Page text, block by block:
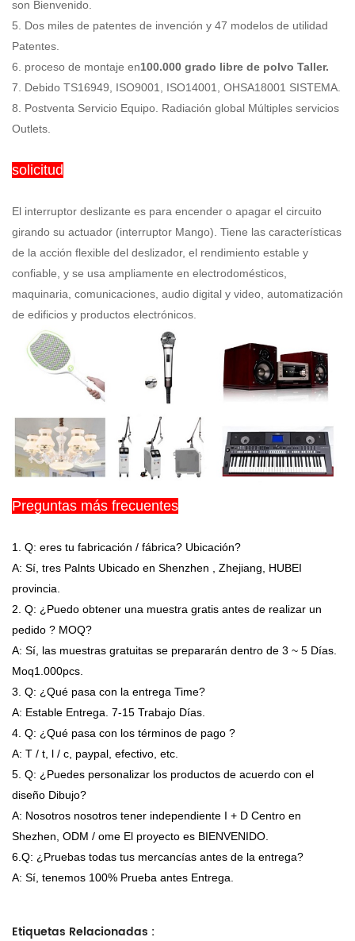
son Bienvenido.
5. Dos miles de patentes de invención y 47 modelos de utilidad
Patentes.
6. proceso de montaje en100.000 grado libre de polvo Taller.
7. Debido TS16949, ISO9001, ISO14001, OHSA18001 SISTEMA.
8. Postventa Servicio Equipo. Radiación global Múltiples servicios
Outlets.
solicitud
El interruptor deslizante es para encender o apagar el circuito
girando su actuador (interruptor Mango). Tiene las características
de la acción flexible del deslizador, el rendimiento estable y
confiable, y se usa ampliamente en electrodomésticos,
maquinaria, comunicaciones, audio digital y video, automatización
de edificios y productos electrónicos.
Preguntas más frecuentes
1. Q: eres tu fabricación / fábrica? Ubicación?
A: Sí, tres Palnts Ubicado en Shenzhen , Zhejiang, HUBEI
provincia.
2. Q: ¿Puedo obtener una muestra gratis antes de realizar un
pedido ? MOQ?
A: Sí, las muestras gratuitas se prepararán dentro de 3 ~ 5 Días.
Moq1.000pcs.
3. Q: ¿Qué pasa con la entrega Time?
A: Estable Entrega. 7-15 Trabajo Días.
4. Q: ¿Qué pasa con los términos de pago ?
A: T / t, l / c, paypal, efectivo, etc.
5. Q: ¿Puedes personalizar los productos de acuerdo con el
diseño Dibujo?
A: Nosotros nosotros tener independiente I + D Centro en
Shezhen, ODM / ome El proyecto es BIENVENIDO.
6.Q: ¿Pruebas todas tus mercancías antes de la entrega?
A: Sí, tenemos 100% Prueba antes Entrega.
Etiquetas Relacionadas :